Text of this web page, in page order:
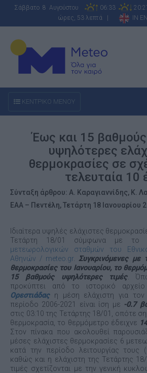
Σάββατο 8 Αυγούστου 06:33
ώρες, 53 λεπτά |
IN
ΚΕΝΤΡΙΚΟ ΜΕΝΟΥ
Έως και 15
υψηλότερες
θερμοκρασίες σε
τελευταία 10
Σύνταξη άρθρου: Α. Καραγιαννίδης, Κ.
ΕΑΑ – Πεντέλη, Τετάρτη 18 Ιανουαρίου
Ιδιαίτερα υψηλές ελάχιστες
Τετάρτη 18/01 σύμφωνα με το
μετεωρολογικών σταθμών του
Αθηνών / meteo.gr
Συγκρινόμενες με
θερμοκρασίες του Ιανουαρίου, το
15 βαθμούς υψηλότερες τιμές.
προκύπτει από το ιστορικό
Ορεστιάδαςη μέση ελάχιστη για τον
περίοδο 2006-2021 είναι ίση με -0.7
στις 03:10 της Τετάρτης 18/01, οπότε
θερμοκρασία, το θερμόμετρο έδειχνε
Στον πίνακα που ακολουθεί
μέσες ελάχιστες θερμοκρασίες 6
κατά την περίοδο λειτουργίας τους
καθώς και η ελάχιστη της Τετάρτης
τιμές σχετίζονται με την γενική